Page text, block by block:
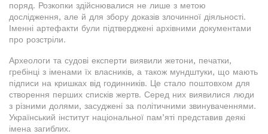
поряд. Розкопки здійснювалися не лише з метою
дослідження, але й для збору доказів злочинної діяльності.
Іменні артефакти були підтверджені архівними документами
про розстріли.
Археологи та судові експерти виявили жетони, печатки,
гребінці з іменами їх власників, а також мундштуки, що мають
підписи на кришках від годинників. Це стало поштовхом для
створення перших списків жертв. Серед них виявилися люди
з різними долями, засуджені за політичними звинуваченнями.
Український інститут національної пам’яті представив деякі
імена загиблих.